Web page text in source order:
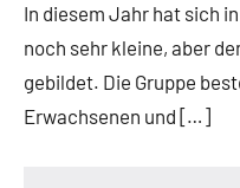
In diesem Jahr hat sich
noch sehr kleine, aber
gebildet. Die Gruppe
Erwachsenen und […]